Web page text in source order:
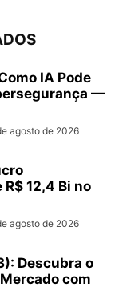
IA Pode
—
agosto de 2026
12,4 Bi no
agosto de 2026
Descubra o
com